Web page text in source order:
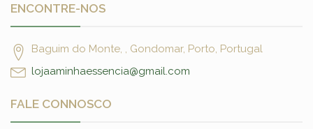
ENCONTRE-NOS
Baguim do Monte, , Gondomar, Porto, Portugal
lojaaminhaessencia@gmail.com
FALE CONNOSCO